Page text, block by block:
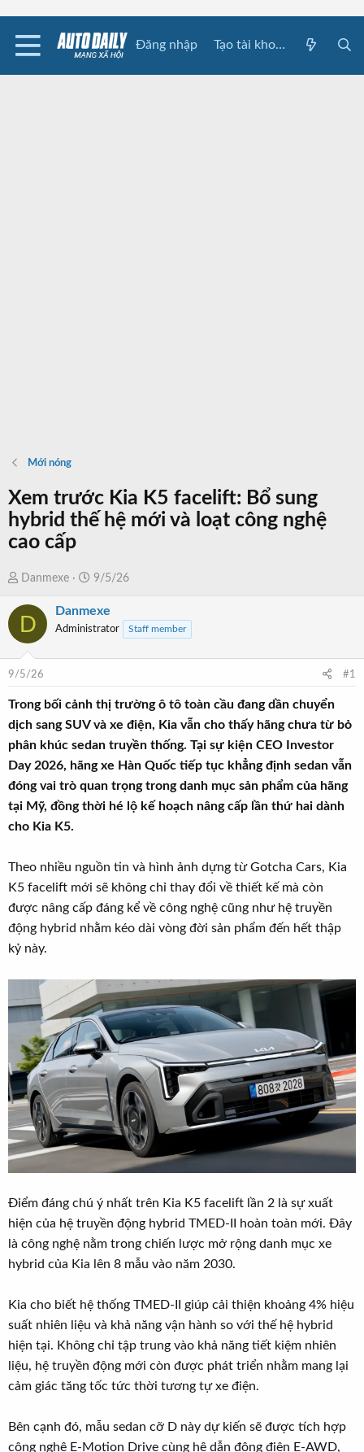
Đăng nhập Tạo tài khoản
Mới nóng
Xem trước Kia K5 facelift: Bổ sung
hybrid thế hệ mới và loạt công nghệ
cao cấp
T
r
e
d
t
a
r
r
Danmexe
N
à
y
đ
ầ
9/5/26
D Danmexe
Administrator Staff member
9/5/26 #1
Trong bối cảnh thị trường ô tô toàn cầu đang dần chuyển
dịch sang SUV và xe điện, Kia vẫn cho thấy hãng chưa từ bỏ
phân khúc sedan truyền thống. Tại sự kiện CEO Investor
Day 2026, hãng xe Hàn Quốc tiếp tục khẳng định sedan vẫn
đóng vai trò quan trọng trong danh mục sản phẩm của hãng
tại Mỹ, đồng thời hé lộ kế hoạch nâng cấp lần thứ hai dành
cho Kia K5.
Theo nhiều nguồn tin và hình ảnh dựng từ Gotcha Cars, Kia
K5 facelift mới sẽ không chỉ thay đổi về thiết kế mà còn
được nâng cấp đáng kể về công nghệ cũng như hệ truyền
động hybrid nhằm kéo dài vòng đời sản phẩm đến hết thập
kỷ này.
Điểm đáng chú ý nhất trên Kia K5 facelift lần 2 là sự xuất
hiện của hệ truyền động hybrid TMED-II hoàn toàn mới. Đây
là công nghệ nằm trong chiến lược mở rộng danh mục xe
hybrid của Kia lên 8 mẫu vào năm 2030.
Kia cho biết hệ thống TMED-II giúp cải thiện khoảng 4% hiệu
suất nhiên liệu và khả năng vận hành so với thế hệ hybrid
hiện tại. Không chỉ tập trung vào khả năng tiết kiệm nhiên
liệu, hệ truyền động mới còn được phát triển nhằm mang lại
cảm giác tăng tốc tức thời tương tự xe điện.
Bên cạnh đó, mẫu sedan cỡ D này dự kiến sẽ được tích hợp
công nghệ E-Motion Drive cùng hệ dẫn động điện E-AWD,